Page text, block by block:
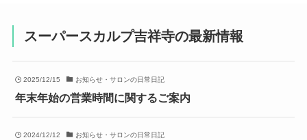
スーパースカルプ吉祥寺の最新情報
2025/12/15 お知らせ・サロンの日常日記
年末年始の営業時間に関するご案内
2024/12/12 お知らせ・サロンの日常日記